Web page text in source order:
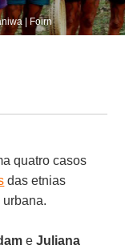
| Foirn
quatro casos
das etnias
eJuliana